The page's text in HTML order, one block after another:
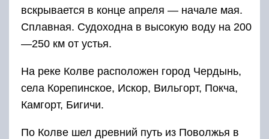
вскрывается в конце апреля — начале мая.
Сплавная. Судоходна в высокую воду на 200
—250 км от устья.
На реке Колве расположен город Чердынь,
села Корепинское, Искор, Вильгорт, Покча,
Камгорт, Бигичи.
По Колве шел древний путь из Поволжья в